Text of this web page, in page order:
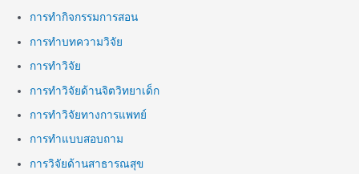
การทำกิจกรรมการสอน
การทำบทความวิจัย
การทำวิจัย
การทำวิจัยด้านจิตวิทยาเด็ก
การทำวิจัยทางการแพทย์
การทำแบบสอบถาม
การวิจัยด้านสาธารณสุข